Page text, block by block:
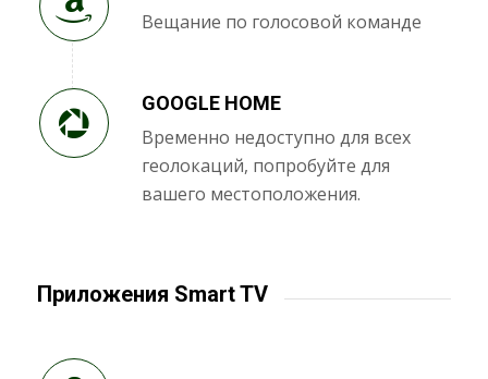
Вещание по голосовой команде
GOOGLE HOME
Временно недоступно для всех
геолокаций, попробуйте для
вашего местоположения.
Приложения Smart TV